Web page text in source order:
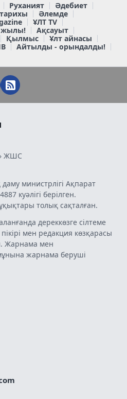
Руханият
Әдебиет
Әлемде
ҰЛТ TV
жылы!
Ақсауыт
Қылмыс
Ұлт айнасы
Айтылды - орындалды!
ЖШС
министрлігі Ақпарат
куәлігі берілген.
толық сақталған.
дереккөзге сілтеме
мен редакция көзқарасы
Жарнама мен
жарнама беруші